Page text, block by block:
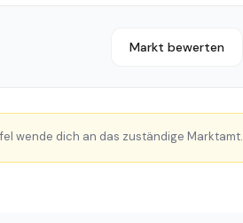
Markt bewerten
wende dich an das zuständige Marktamt.